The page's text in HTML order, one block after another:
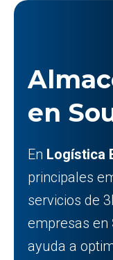
en
En Logística
principales
servicios de
empresas en
ayuda a